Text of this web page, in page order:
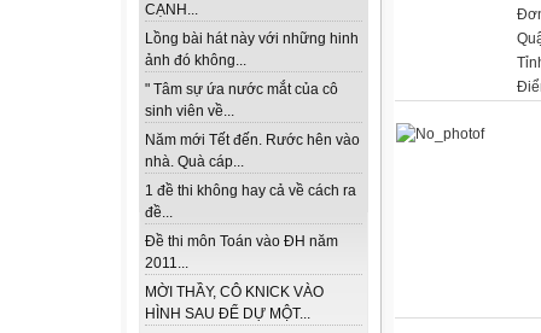
CẠNH...
Lồng bài hát này với những hinh
ảnh đó không...
" Tâm sự ứa nước mắt của cô
sinh viên về...
Năm mới Tết đến. Rước hên vào
nhà. Quà cáp...
1 đề thi không hay cả về cách ra
đề...
Đề thi môn Toán vào ĐH năm
2011...
MỜI THẦY, CÔ KNICK VÀO
HÌNH SAU ĐỂ DỰ MỘT...